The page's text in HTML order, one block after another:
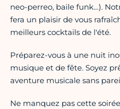
neo-perreo, baile funk…).
fera un plaisir de vous
meilleurs cocktails de l'été.
Préparez-vous à une nuit
musique et de fête. Soyez
aventure musicale sans
Ne manquez pas cette